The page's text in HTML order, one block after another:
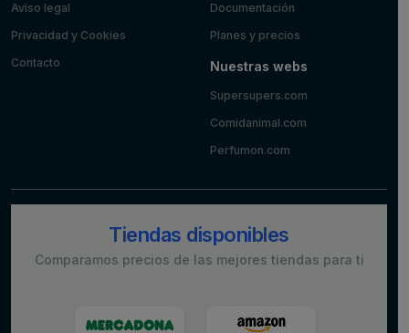
Aviso legal
Privacidad y Cookies
Contacto
Documentación
Planes y precios
Nuestras webs
Supersupers.com
Comidanimal.com
Perfumon.com
Tiendas disponibles
Comparamos precios de las mejores tiendas para ti